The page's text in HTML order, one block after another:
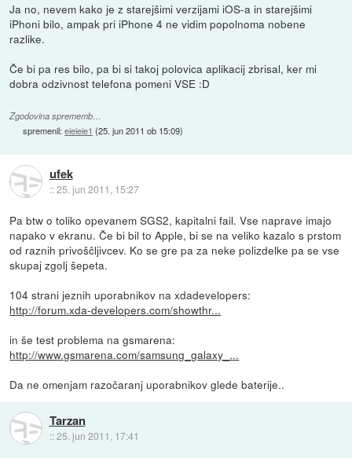
Ja no, nevem kako je z starejšimi verzijami iOS-a in starejšimi
iPhoni bilo, ampak pri iPhone 4 ne vidim popolnoma nobene
razlike.
Če bi pa res bilo, pa bi si takoj polovica aplikacij zbrisal, ker mi
dobra odzivnost telefona pomeni VSE :D
Zgodovina sprememb…
spremenil:eieieie1 (25. jun 2011 ob 15:09)
ufek
::25. jun 2011, 15:27
Pa btw o toliko opevanem SGS2, kapitalni fail. Vse naprave imajo
napako v ekranu. Če bi bil to Apple, bi se na veliko kazalo s prstom
od raznih privoščljivcev. Ko se gre pa za neke polizdelke pa se vse
skupaj zgolj šepeta.
104 strani jeznih uporabnikov na xdadevelopers:
http://forum.xda-developers.com/showthr...
in še test problema na gsmarena:
http://www.gsmarena.com/samsung_galaxy_...
Da ne omenjam razočaranj uporabnikov glede baterije..
Tarzan
::25. jun 2011, 17:41